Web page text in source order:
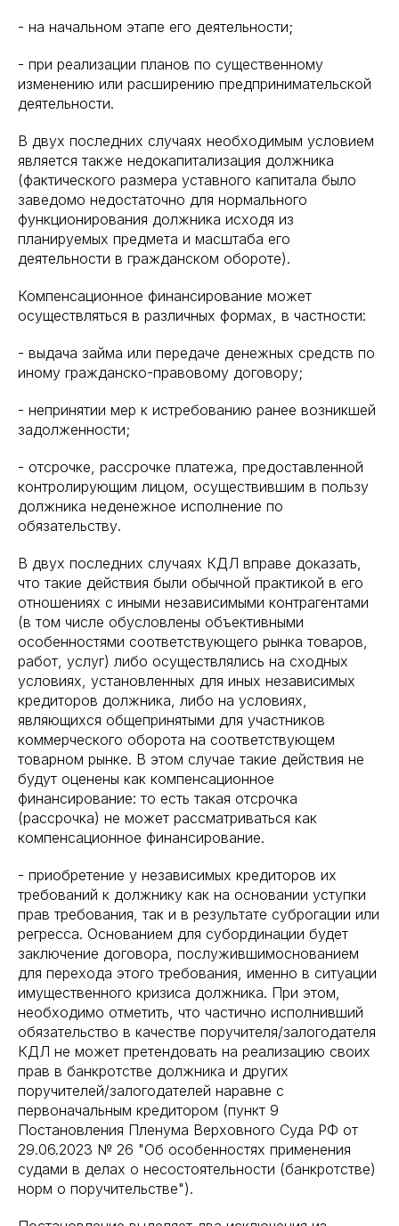
- на начальном этапе его деятельности;
- при реализации планов по существенному
изменению или расширению предпринимательской
деятельности.
В двух последних случаях необходимым условием
является также недокапитализация должника
(фактического размера уставного капитала было
заведомо недостаточно для нормального
функционирования должника исходя из
планируемых предмета и масштаба его
деятельности в гражданском обороте).
Компенсационное финансирование может
осуществляться в различных формах, в частности:
- выдача займа или передаче денежных средств по
иному гражданско-правовому договору;
- непринятии мер к истребованию ранее возникшей
задолженности;
- отсрочке, рассрочке платежа, предоставленной
контролирующим лицом, осуществившим в пользу
должника неденежное исполнение по
обязательству.
В двух последних случаях КДЛ вправе доказать,
что такие действия были обычной практикой в его
отношениях с иными независимыми контрагентами
(в том числе обусловлены объективными
особенностями соответствующего рынка товаров,
работ, услуг) либо осуществлялись на сходных
условиях, установленных для иных независимых
кредиторов должника, либо на условиях,
являющихся общепринятыми для участников
коммерческого оборота на соответствующем
товарном рынке. В этом случае такие действия не
будут оценены как компенсационное
финансирование: то есть такая отсрочка
(рассрочка) не может рассматриваться как
компенсационное финансирование.
- приобретение у независимых кредиторов их
требований к должнику как на основании уступки
прав требования, так и в результате суброгации или
регресса. Основанием для субординации будет
заключение договора, послужившимоснованием
для перехода этого требования, именно в ситуации
имущественного кризиса должника. При этом,
необходимо отметить, что частично исполнивший
обязательство в качестве поручителя/залогодателя
КДЛ не может претендовать на реализацию своих
прав в банкротстве должника и других
поручителей/залогодателей наравне с
первоначальным кредитором (пункт 9
Постановления Пленума Верховного Суда РФ от
29.06.2023 № 26 "Об особенностях применения
судами в делах о несостоятельности (банкротстве)
норм о поручительстве").